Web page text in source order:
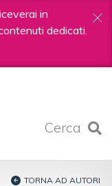
in
dedicati.
Cerca
TORNA AD AUTORI